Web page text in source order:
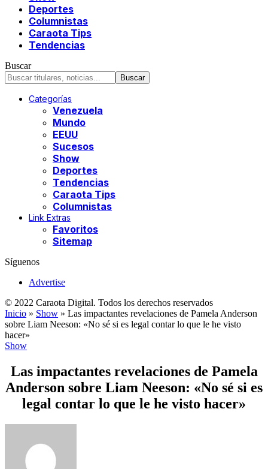
Deportes
Columnistas
Caraota Tips
Tendencias
Buscar
Categorías
Venezuela
Mundo
EEUU
Sucesos
Show
Deportes
Tendencias
Caraota Tips
Columnistas
Link Extras
Favoritos
Sitemap
Síguenos
Advertise
© 2022 Caraota Digital. Todos los derechos reservados
Inicio » Show » Las impactantes revelaciones de Pamela Anderson
sobre Liam Neeson: «No sé si es legal contar lo que le he visto
hacer»
Show
Las impactantes revelaciones de Pamela
Anderson sobre Liam Neeson: «No sé si es
legal contar lo que le he visto hacer»